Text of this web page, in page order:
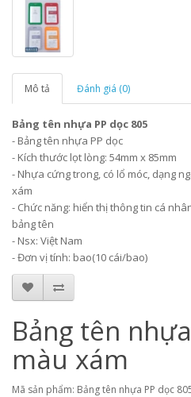
Mô tả Đánh giá (0)
Bảng tên nhựa PP dọc 805
- Bảng tên nhựa PP dọc
- Kích thước lọt lòng: 54mm x 85mm
- Nhựa cứng trong, có lổ móc, dạng
xám
- Chức năng: hiển thị thông tin cá
bảng tên
- Nsx: Việt Nam
- Đơn vị tính: bao(10 cái/bao)
Bảng tên
màu xám
Mã sản phẩm: Bảng tên nhựa PP dọc